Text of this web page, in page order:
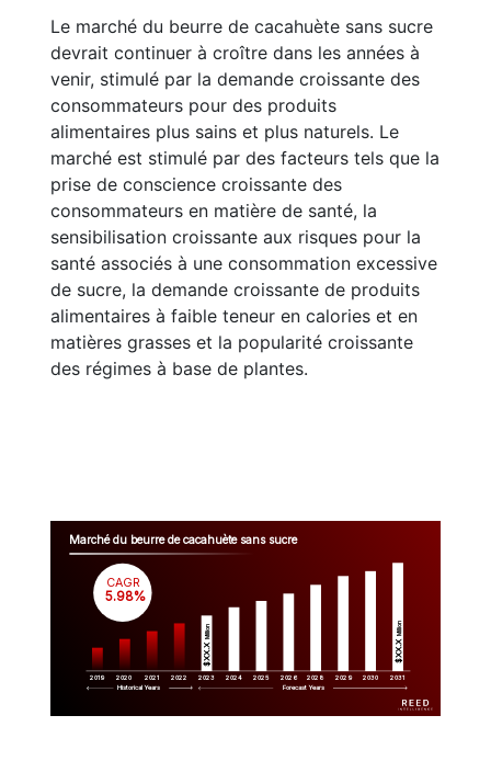
Le marché du beurre de cacahuète sans sucre
devrait continuer à croître dans les années à
venir, stimulé par la demande croissante des
consommateurs pour des produits
alimentaires plus sains et plus naturels. Le
marché est stimulé par des facteurs tels que la
prise de conscience croissante des
consommateurs en matière de santé, la
sensibilisation croissante aux risques pour la
santé associés à une consommation excessive
de sucre, la demande croissante de produits
alimentaires à faible teneur en calories et en
matières grasses et la popularité croissante
des régimes à base de plantes.
Marché du beurre de cacahuète sans sucre
2019 2020 2021 2022 2023 2024 2025 2026 2028 2029 2030 2031
$XX.X
Million
$XX.X
Million
CAGR
5.98%
Historical Years Forecast Years